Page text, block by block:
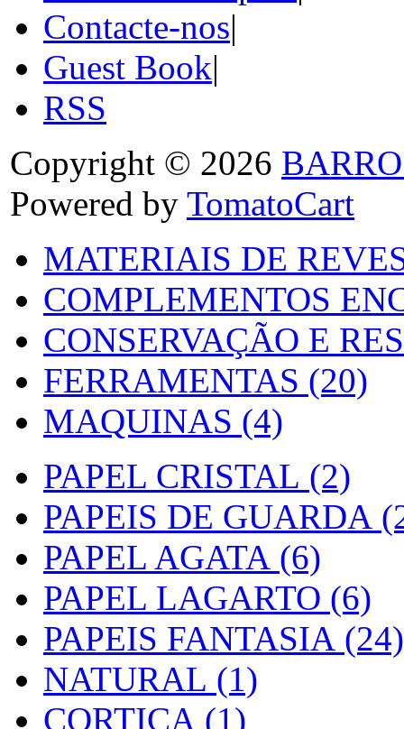
Contacte-nos|
Guest Book|
RSS
Copyright © 2026
Powered by TomatoCart
MATERIAIS DE
COMPLEMENTOS
CONSERVAÇÃO E
FERRAMENTAS (20)
MAQUINAS (4)
PAPEL CRISTAL (2)
PAPEIS DE GUARDA
PAPEL AGATA (6)
PAPEL LAGARTO (6)
PAPEIS FANTASIA (24)
NATURAL (1)
CORTIÇA (1)